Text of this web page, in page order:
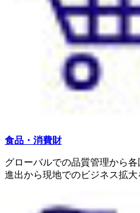
食品・消費財
グローバルでの品質管理から
進出から現地でのビジネス拡